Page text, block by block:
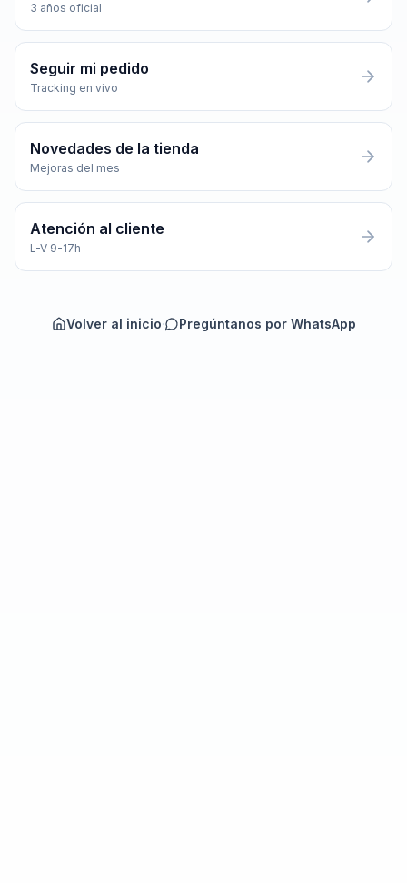
3 años oficial
Seguir mi pedido
Tracking en vivo
Novedades de la tienda
Mejoras del mes
Atención al cliente
L-V 9-17h
Volver al inicio· Pregúntanos por WhatsApp